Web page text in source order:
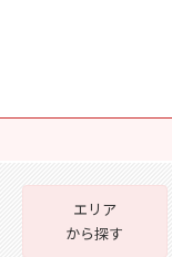
エリア
から探す